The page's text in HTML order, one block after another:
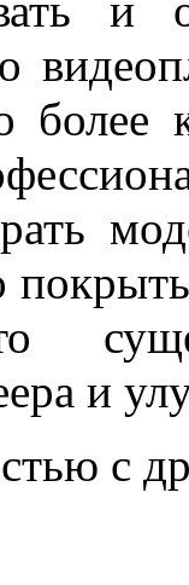
и
с